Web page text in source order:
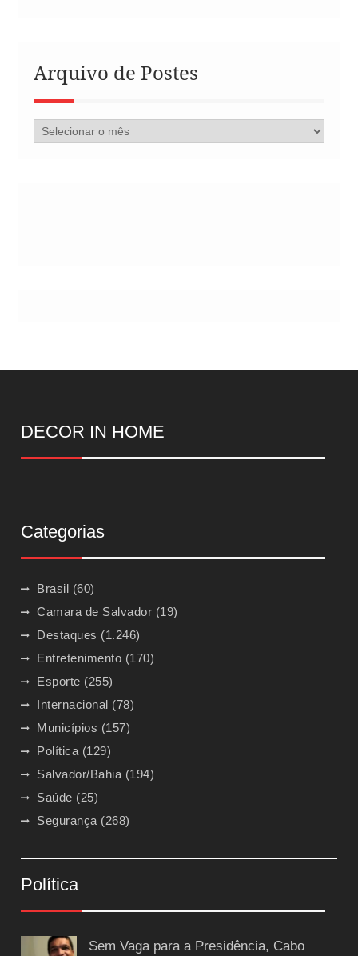
Arquivo de Postes
Arquivo
de
DECOR IN HOME
Categorias
Brasil (60)
Camara de Salvador (19)
Destaques (1.246)
Entretenimento (170)
Esporte (255)
Internacional (78)
Municípios (157)
Política (129)
Salvador/Bahia (194)
Saúde (25)
Segurança (268)
Política
Sem Vaga para a Presidência, Cabo